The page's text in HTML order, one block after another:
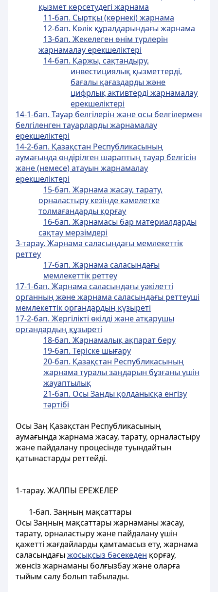
қызмет көрсетудегi жарнама
11-бап. Сыртқы (көрнекi) жарнама
12-бап. Көлiк құралдарындағы жарнама
13-бап. Жекелеген өнiм түрлерiн
жарнамалау ерекшелiктерi
14-бап. Қаржы, сақтандыру,
инвестициялық қызметтердi,
бағалы қағаздарды және
цифрлық активтерді жарнамалау
ерекшелiктерi
14-1-бап. Тауар белгілерін және осы белгілермен
белгіленген тауарларды жарнамалау
ерекшеліктері
14-2-бап. Қазақстан Республикасының
аумағында өндірілген шараптың тауар белгісін
және (немесе) атауын жарнамалау
ерекшелiктерi
15-бап. Жарнама жасау, тарату,
орналастыру кезiнде кәмелетке
толмағандарды қорғау
16-бап. Жарнамасы бар материалдарды
сақтау мерзiмдерi
3-тарау. Жарнама саласындағы мемлекеттік
реттеу
17-бап. Жарнама саласындағы
мемлекеттiк реттеу
17-1-бап. Жарнама саласындағы уәкiлеттi
органның және жарнама саласындағы реттеуші
мемлекеттік органдардың құзыреті
17-2-бап. Жергілікті өкілді және атқарушы
органдардың құзыреті
18-бап. Жарнамалық ақпарат беру
19-бап. Терiске шығару
20-бап. Қазақстан Республикасының
жарнама туралы заңдарын бұзғаны үшiн
жауаптылық
21-бап. Осы Заңды қолданысқа енгiзу
тәртiбi
Осы Заң Қазақстан Республикасының
аумағында жарнама жасау, тарату, орналастыру
және пайдалану процесiнде туындайтын
қатынастарды реттейдi.
1-тарау. ЖАЛПЫ ЕРЕЖЕЛЕР
1-бап. Заңның мақсаттары
Осы Заңның мақсаттарыжарнаманы жасау,
тарату, орналастыру және пайдалану үшiн
қажеттi жағдайларды қамтамасыз ету, жарнама
саласындағыжосықсыз бәсекеден қорғау,
жөнсiз жарнаманы болғызбау және оларға
тыйым салу болып табылады.